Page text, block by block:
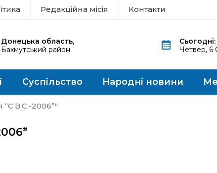
Редакційна місія Контакти
Донецька область,
Бахмутський район
Сьогодні:
Четвер, 6
Суспільство Народні новини
2006”"